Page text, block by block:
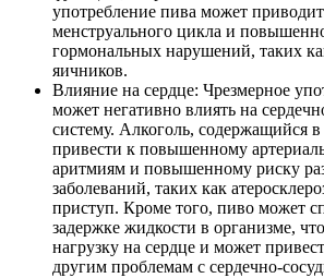
употребление пива может
менструального цикла и
гормональных нарушений, таких
яичников.
Влияние на сердце: Чрезмерное
может негативно влиять на
систему. Алкоголь, содержащийся
привести к повышенному
аритмиям и повышенному риску
заболеваний, таких как
приступ. Кроме того, пиво может
задержке жидкости в организме,
нагрузку на сердце и может
другим проблемам с сердечно-